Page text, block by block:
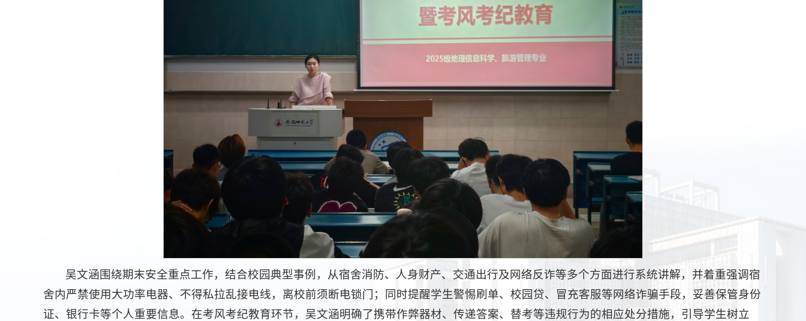
吴文涵围绕期末安全重点工作，结合校园典型事例，从宿舍消防、人身财产、交通出行及网络反诈等多个方面进行系统讲解，并着重强调宿
舍内严禁使用大功率电器、不得私拉乱接电线，离校前须断电锁门；同时提醒学生警惕刷单、校园贷、冒充客服等网络诈骗手段，妥善保管身份
证、银行卡等个人重要信息。在考风考纪教育环节，吴文涵明确了携带作弊器材、传递答案、替考等违规行为的相应处分措施，引导学生树立